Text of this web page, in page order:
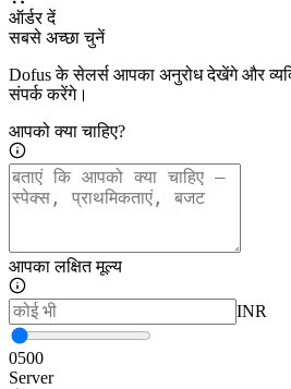
ऑर्डर दें
सबसे अच्छा चुनें
Dofus के सेलर्स आपका अनुरोध देखेंगे और
संपर्क करेंगे।
आपको क्या चाहिए?
आपका लक्षित मूल्य
INR
0500
Server